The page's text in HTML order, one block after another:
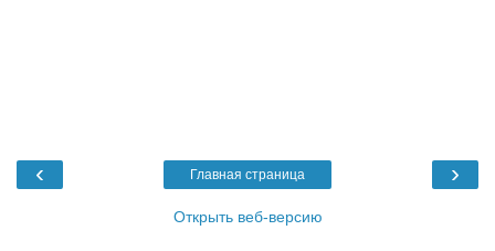
‹ ›
Главная страница
Открыть веб-версию